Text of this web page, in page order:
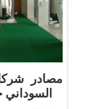
مصادر
السوداني